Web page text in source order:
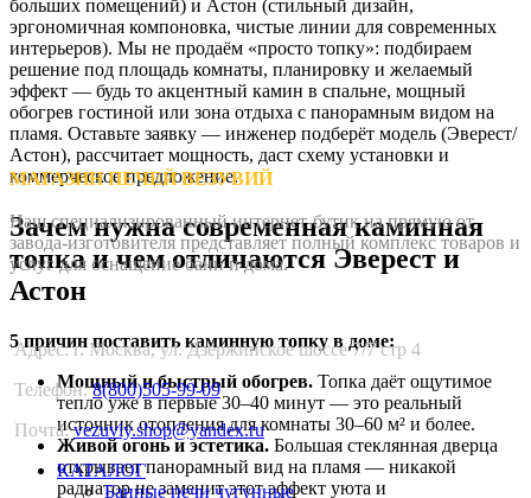
больших помещений) и Астон (стильный дизайн,
эргономичная компоновка, чистые линии для современных
интерьеров). Мы не продаём «просто топку»: подбираем
решение под площадь комнаты, планировку и желаемый
эффект — будь то акцентный камин в спальне, мощный
обогрев гостиной или зона отдыха с панорамным видом на
пламя. Оставьте заявку — инженер подберёт модель (Эверест/
Астон), рассчитает мощность, даст схему установки и
коммерческоепредложение.
Зачемнужнасовременнаякаминная
топкаичемотличаютсяЭверест и
Астон
5причинпоставить каминную топку в доме:
Мощныйибыстрый обогрев. Топка даёт ощутимое
теплоужевпервые30–40 минут — это реальный
источникотоплениядлякомнаты 30–60 м² и более.
Живойогоньиэстетика. Большая стеклянная дверца
открываетпанорамный вид на пламя — никакой
радиаторнезаменитэтотэффект уюта и
МАГАЗИН ПЕЧЕЙ ВЕЗУВИЙ
Наш специализированный интернет-бутик на прямую от
завода-изготовителя представляет полный комплекс товаров и
услуг для оснащение бани и дома.
Адрес: г. Москва, ул. Дзержинское шоссе 7/7 стр 4
Телефон:8(800)505-99-09
Почта:vezuviy.shop@yandex.ru
КАТАЛОГ
Банные печи чугунные